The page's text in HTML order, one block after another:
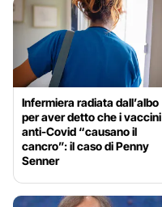
Infermiera radiata dall’albo
per aver detto che i vaccini
anti-Covid “causano il
cancro”: il caso di Penny
Senner